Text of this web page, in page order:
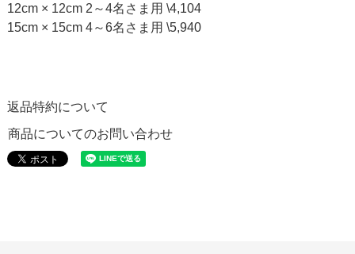
12cm × 12cm 2～4名さま用 \4,104
15cm × 15cm 4～6名さま用 \5,940
返品特約について
商品についてのお問い合わせ